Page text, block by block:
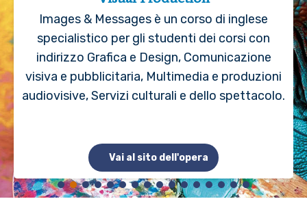
Images & Messages è un corso di inglese
specialistico per gli studenti dei corsi con
indirizzo Grafica e Design, Comunicazione
visiva e pubblicitaria, Multimedia e produzioni
audiovisive, Servizi culturali e dello spettacolo.
Vai al sito dell'opera